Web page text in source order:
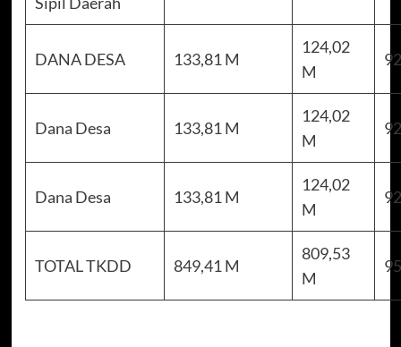
DANA DESA 133,81 M
124,02
M
Dana Desa 133,81 M
124,02
M
Dana Desa 133,81 M
124,02
M
TOTAL TKDD 849,41 M
809,53
M